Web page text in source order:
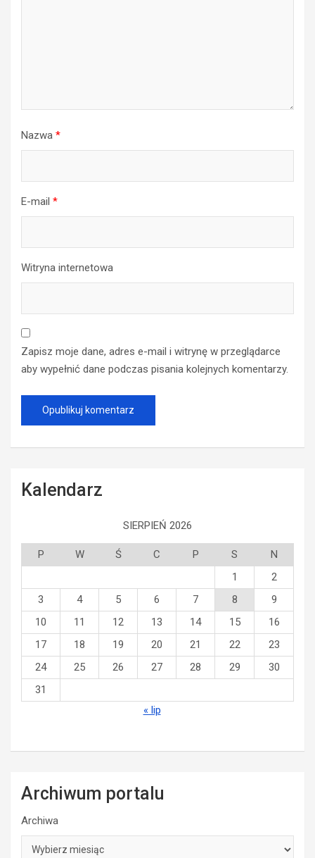
Nazwa *
E-mail *
Witryna internetowa
Zapisz moje dane, adres e-mail i witrynę w przeglądarce
aby wypełnić dane podczas pisania kolejnych komentarzy.
Kalendarz
SIERPIEŃ 2026
P W Ś C P S
N
1
2
3
4 5 6 7 8
9
10
11 12 13 14 15
16
17
18 19 20 21 22
23
24
25 26 27 28 29
30
31
« lip
Archiwum portalu
Archiwa